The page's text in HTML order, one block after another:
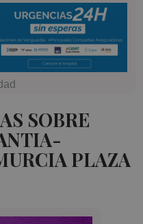
SOBRE
PLAZA